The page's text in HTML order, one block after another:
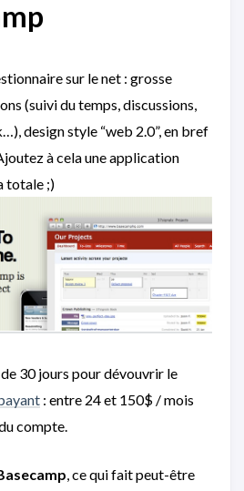
sur le net : grosse
(suivi du temps, discussions,
design style “web 2.0”, en bref
à cela une application
totale ;)
de 30 jours pour dévouvrir le
: entre 24 et 150$ / mois
compte.
, ce qui fait peut-être